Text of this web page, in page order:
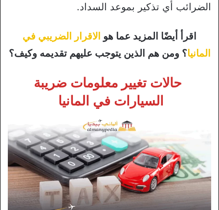
الضرائب أي تذكير بموعد السداد.
اقرأ أيضًا المزيد عما هو الاقرار الضريبي في
المانيا؟ ومن هم الذين يتوجب عليهم تقديمه وكيف؟
حالات تغيير معلومات ضريبة
السيارات في المانيا